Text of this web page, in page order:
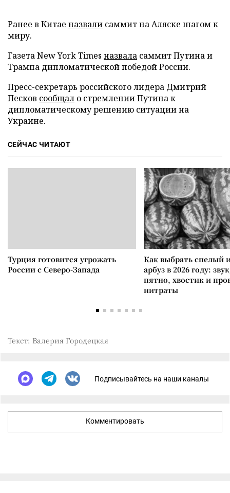
Ранее в Китае назвали саммит на Аляске шагом к
миру.
Газета New York Times назвала саммит Путина и
Трампа дипломатической победой России.
Пресс-секретарь российского лидера Дмитрий
Песков сообщал о стремлении Путина к
дипломатическому решению ситуации на
Украине.
СЕЙЧАС ЧИТАЮТ
Турция готовится угрожать
России с Северо-Запада
Как выбрать спелый
арбуз в 2026 году:
пятно, хвостик и
нитраты
Текст: Валерия Городецкая
Подписывайтесь на наши каналы
Комментировать